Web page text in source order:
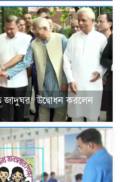
জাদুঘর’ উদ্বোধন করলেন